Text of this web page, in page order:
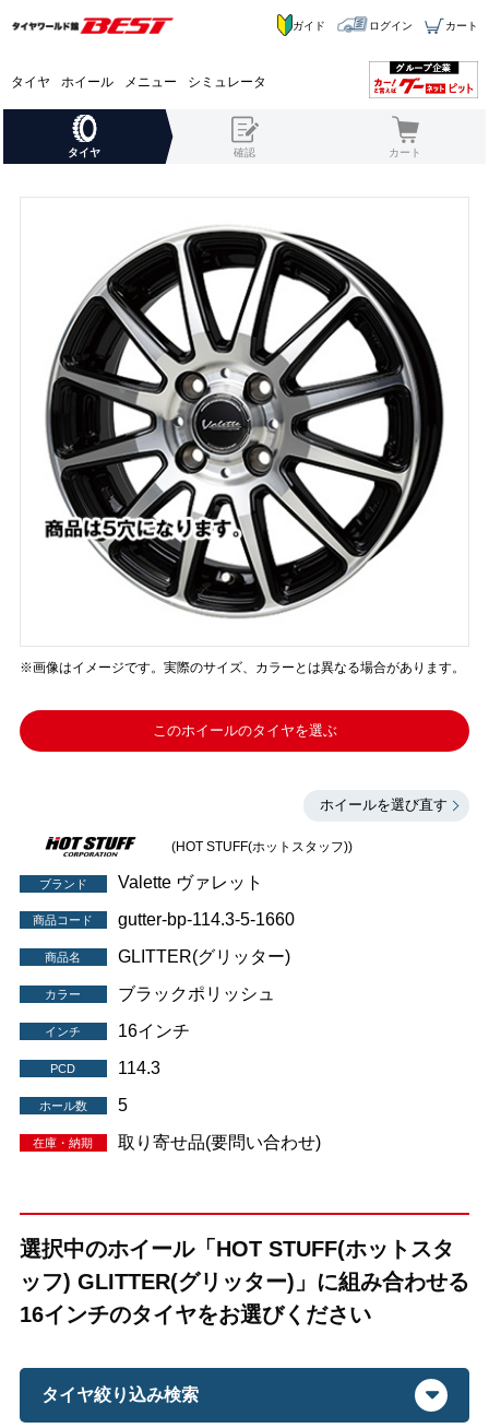
タイヤ ホイール メニュー シミュレータ
ガイド ログイン カート
タイヤ 確認 カート
※画像はイメージです。実際のサイズ、カラーとは異なる場合があります。
このホイールのタイヤを選ぶ
ホイールを選び直す
(HOT STUFF(ホットスタッフ))
ブランド Valette ヴァレット
商品コード gutter-bp-114.3-5-1660
商品名 GLITTER(グリッター)
カラー ブラックポリッシュ
インチ 16インチ
PCD 114.3
ホール数 5
在庫・納期 取り寄せ品(要問い合わせ)
選択中のホイール「HOT STUFF(ホットスタ
ッフ) GLITTER(グリッター)」に組み合わせる
16インチのタイヤをお選びください
タイヤ絞り込み検索